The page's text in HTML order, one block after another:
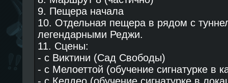
9. Пещера начала
10. Отдельная пещера в рядом с
легендарными Реджи.
11. Сцены:
- c Виктини (Сад Свободы)
- c Мелоеттой (обучение сигнатурке в